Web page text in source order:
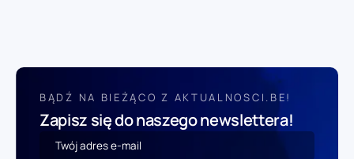
BĄDŹ NA BIEŻĄCO Z AKTUALNOSCI.BE!
Zapisz się do naszego newslettera!